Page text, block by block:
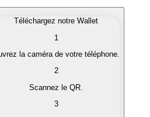
qui vous intéressent
en monnaie
Téléchargez notre Wallet
1
la caméra de votre téléphone.
2
Scannez le QR.
3